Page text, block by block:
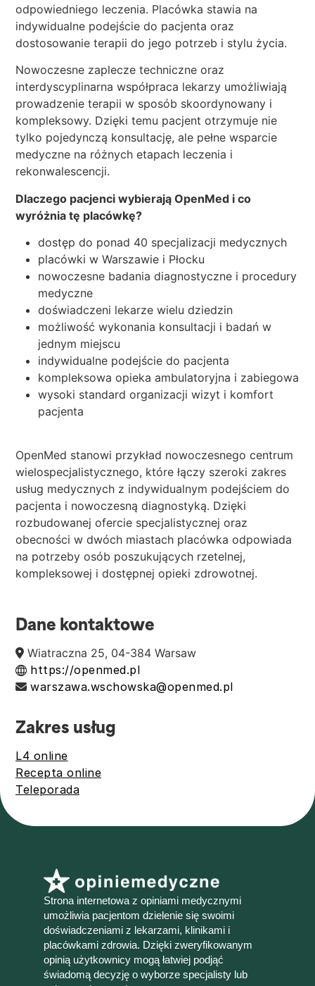
odpowiedniego leczenia. Placówka stawia na
indywidualne podejście do pacjenta oraz
dostosowanie terapii do jego potrzeb i stylu życia.
Nowoczesne zaplecze techniczne oraz
interdyscyplinarna współpraca lekarzy umożliwiają
prowadzenie terapii w sposób skoordynowany i
kompleksowy. Dzięki temu pacjent otrzymuje nie
tylko pojedynczą konsultację, ale pełne wsparcie
medyczne na różnych etapach leczenia i
rekonwalescencji.
Dlaczego pacjenci wybierają OpenMed i co
wyróżnia tę placówkę?
dostęp do ponad 40 specjalizacji medycznych
placówki w Warszawie i Płocku
nowoczesne badania diagnostyczne i procedury
medyczne
doświadczeni lekarze wielu dziedzin
możliwość wykonania konsultacji i badań w
jednym miejscu
indywidualne podejście do pacjenta
kompleksowa opieka ambulatoryjna i zabiegowa
wysoki standard organizacji wizyt i komfort
pacjenta
OpenMed stanowi przykład nowoczesnego centrum
wielospecjalistycznego, które łączy szeroki zakres
usług medycznych z indywidualnym podejściem do
pacjenta i nowoczesną diagnostyką. Dzięki
rozbudowanej ofercie specjalistycznej oraz
obecności w dwóch miastach placówka odpowiada
na potrzeby osób poszukujących rzetelnej,
kompleksowej i dostępnej opieki zdrowotnej.
Dane kontaktowe
Wiatraczna 25, 04-384 Warsaw
https://openmed.pl
warszawa.wschowska@openmed.pl
Zakres usług
L4 online
Recepta online
Teleporada
Strona internetowa z opiniami medycznymi
umożliwia pacjentom dzielenie się swoimi
doświadczeniami z lekarzami, klinikami i
placówkami zdrowia. Dzięki zweryfikowanym
opinią użytkownicy mogą łatwiej podjąć
świadomą decyzję o wyborze specjalisty lub